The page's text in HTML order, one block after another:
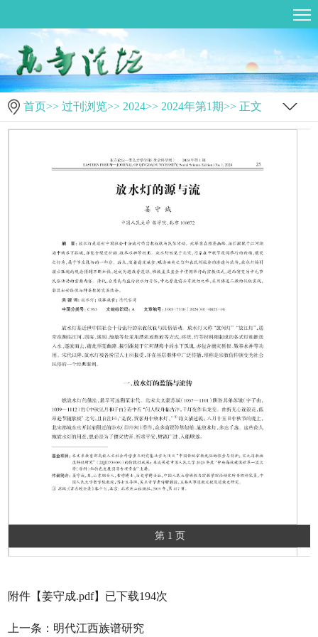
首页>> 过刊浏览>> 2024>> 2024年第1期>> 正文
第 1 页
附件【姜守成.pdf】已下载194次
上一条： 明代江西族谱研究